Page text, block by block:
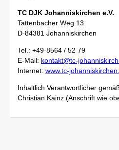
TC DJK Johanniskirchen e.V.
Tattenbacher Weg 13
D-84381 Johanniskirchen
Tel.: +49-8564 / 52 79
E-Mail: kontakt@tc-
Internet: www.tc-
Inhaltlich Verantwortlicher
Christian Kainz (Anschrift wie